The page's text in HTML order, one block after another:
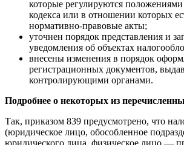
которые регулируются
кодекса или в отношении которых
нормативно-правовые акты;
уточнен порядок представления и
уведомления об объектах
внесены изменения в порядок
регистрационных документов,
контролирующими органами.
Подробнее о некоторых из
Так, приказом 839 предусмотрено, что
(юридическое лицо, обособленное
юридического лица, физическое лицо —